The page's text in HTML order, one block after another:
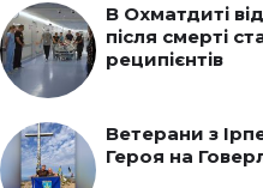
В Охматдиті
після смерті
реципієнтів
Ветерани з
Героя на